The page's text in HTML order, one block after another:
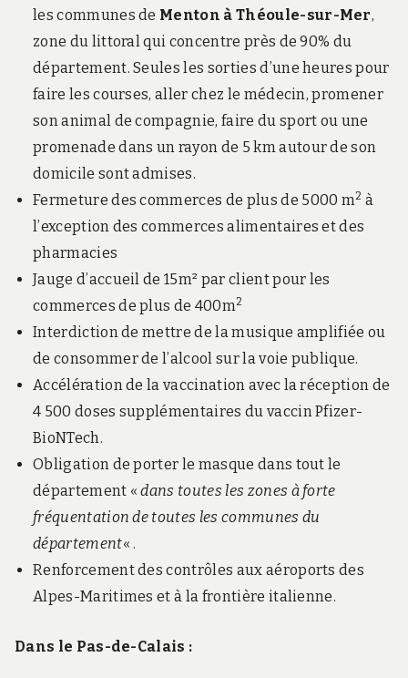
les communes de Menton à Théoule-sur-Mer,
zone du littoral qui concentre près de 90% du
département. Seules les sorties d’une heures pour
faire les courses, aller chez le médecin, promener
son animal de compagnie, faire du sport ou une
promenade dans un rayon de 5 km autour de son
domicile sont admises.
Fermeture des commerces de plus de 5000 m 2 à
l’exception des commerces alimentaires et des
pharmacies
Jauge d’accueil de 15m² par client pour les
commerces de plus de 400m 2
Interdiction de mettre de la musique amplifiée ou
de consommer de l’alcool sur la voie publique.
Accélération de la vaccination avec la réception de
4 500 doses supplémentaires du vaccin Pfizer-
BioNTech.
Obligation de porter le masque dans tout le
département «dans toutes les zones à forte
fréquentation de toutes les communes du
département« .
Renforcement des contrôles aux aéroports des
Alpes-Maritimes et à la frontière italienne.
Dans le Pas-de-Calais :